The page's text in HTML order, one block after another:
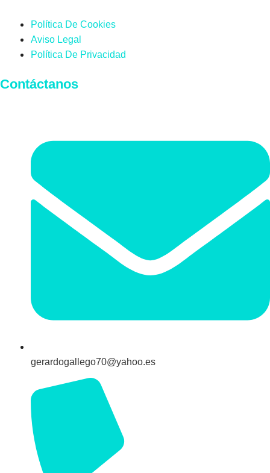
Política De Cookies
Aviso Legal
Política De Privacidad
Contáctanos
gerardogallego70@yahoo.es